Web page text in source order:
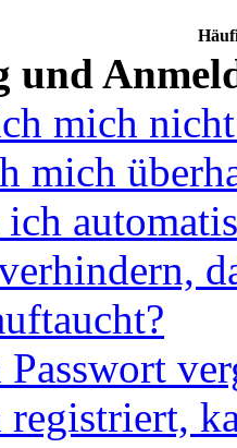
und
mich
mich
registriert,